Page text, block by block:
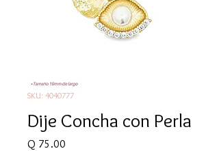
SKU: 4040777
Dije Concha con Perla
Q 75.00